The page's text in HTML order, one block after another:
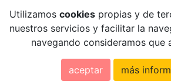
Utilizamos cookies propias y de
nuestros servicios y facilitar la
navegando consideramos que
aceptar más